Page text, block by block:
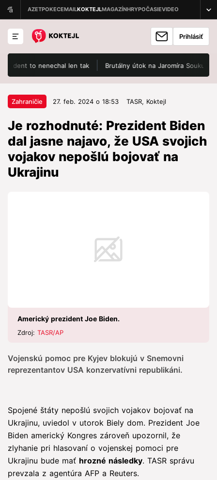
Prihlásiť
to nenechal len tak Brutálny útok na Jaromíra Soukupa:
Zahraničie 27. feb. 2024 o 18:53 TASR, Koktejl
Je rozhodnuté: Prezident Biden
dal jasne najavo, že USA svojich
vojakov nepošlú bojovať na
Ukrajinu
Americký prezident Joe Biden.
Zdroj: TASR/AP
Vojenskú pomoc pre Kyjev blokujú v Snemovni
reprezentantov USA konzervatívni republikáni.
Zahraničie 27. feb. 2024 o 18:53
Je rozhodnuté: Prezident Biden dal
jasne najavo, že USA svojich
vojakov nepošlú bojovať na
Ukrajinu
Spojené štáty nepošlú svojich vojakov bojovať na
Ukrajinu, uviedol v utorok Biely dom. Prezident Joe
Biden americký Kongres zároveň upozornil, že
zlyhanie pri hlasovaní o vojenskej pomoci pre
Ukrajinu bude mať hrozné následky. TASR správu
prevzala z agentúra AFP a Reuters.